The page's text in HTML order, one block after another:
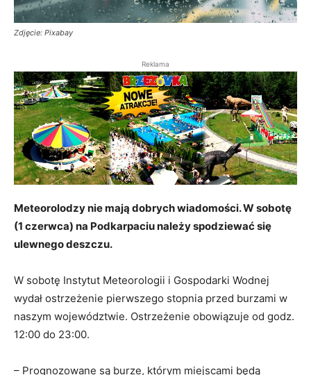
Zdjęcie: Pixabay
Reklama
Meteorolodzy nie mają dobrych wiadomości. W sobotę
(1 czerwca) na Podkarpaciu należy spodziewać się
ulewnego deszczu.
W sobotę Instytut Meteorologii i Gospodarki Wodnej
wydał ostrzeżenie pierwszego stopnia przed burzami w
naszym województwie. Ostrzeżenie obowiązuje od godz.
12:00 do 23:00.
– Prognozowane są burze, którym miejscami będą